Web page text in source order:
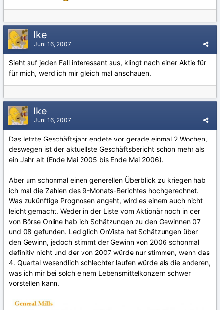
Ike
Juni 16, 2007
Sieht auf jeden Fall interessant aus, klingt nach einer Aktie für
für mich, werd ich mir gleich mal anschauen.
Ike
Juni 16, 2007
Das letzte Geschäftsjahr endete vor gerade einmal 2 Wochen,
deswegen ist der aktuellste Geschäftsbericht schon mehr als
ein Jahr alt (Ende Mai 2005 bis Ende Mai 2006).
Aber um schonmal einen generellen Überblick zu kriegen hab
ich mal die Zahlen des 9-Monats-Berichtes hochgerechnet.
Was zukünftige Prognosen angeht, wird es einem auch nicht
leicht gemacht. Weder in der Liste vom Aktionär noch in der
von Börse Online hab ich Schätzungen zu den Gewinnen 07
und 08 gefunden. Lediglich OnVista hat Schätzungen über
den Gewinn, jedoch stimmt der Gewinn von 2006 schonmal
definitiv nicht und der von 2007 würde nur stimmen, wenn das
4. Quartal wesendlich schlechter laufen würde als die anderen,
was ich mir bei solch einem Lebensmittelkonzern schwer
vorstellen kann.